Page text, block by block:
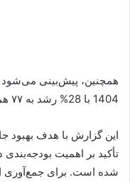
همچنین، پیش‌بینی می‌شود
1404 با 28% رشد به ۷۷ همت افزایش یابد.
این گزارش با هدف بهبود
تأکید بر اهمیت بودجه‌بندی